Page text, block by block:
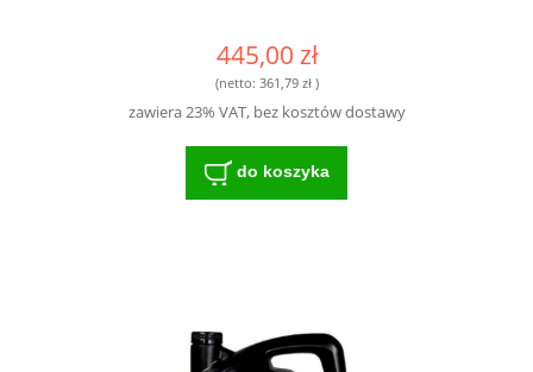
445,00 zł
(netto: 361,79 zł)
zawiera 23% VAT, bez kosztów dostawy
do koszyka